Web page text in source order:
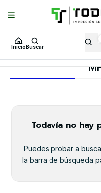
Inicio Buscar
Puedes Elegir: Comprar en
Inicio Toner y tambor
MP-4055
Todavía no hay
Puedes probar a
la barra de búsqueda